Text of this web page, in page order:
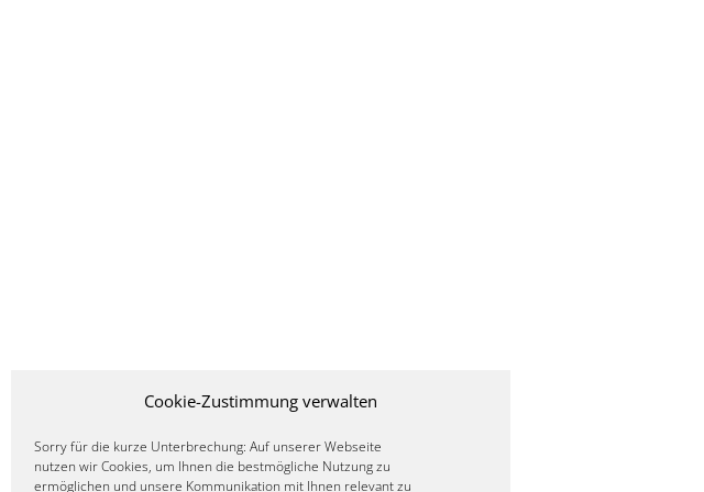
Cookie-Zustimmung verwalten
Sorry für die kurze Unterbrechung: Auf unserer Webseite
nutzen wir Cookies, um Ihnen die bestmögliche Nutzung zu
ermöglichen und unsere Kommunikation mit Ihnen relevant zu